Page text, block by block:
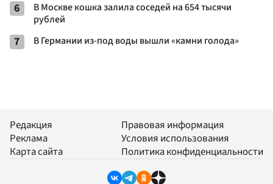
6
В Москве кошка залила соседей на 654 тысячи
рублей
7 В Германии из-под воды вышли «камни голода»
Редакция
Реклама
Карта сайта
Правовая информация
Условия использования
Политика конфиденциальности